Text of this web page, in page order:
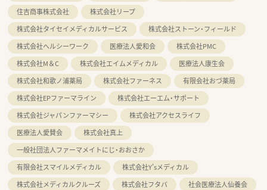
住吉商事株式会社
株式会社リープ
株式会社タイセイメディカルサービス
株式会社ストーン・フィールド
株式会社ヘルシーワーク
医療法人愛和会
株式会社PMC
株式会社M＆C
株式会社エイムメディカル
医療法人康生会
株式会社和歌ノ浦薬局
株式会社ファーネス
有限会社おづ薬局
株式会社EPファーマライン
株式会社エーエム・サポート
株式会社ジャパンファーマシー
株式会社アクセスライフ
医療法人愛賛会
株式会社真上
一般社団法人ファーマメイトにじ・おおさか
有限会社スマイルメディカル
株式会社Y'sメディカル
株式会社メディカルクルーズ
株式会社フタバ
社会医療法人仙養会